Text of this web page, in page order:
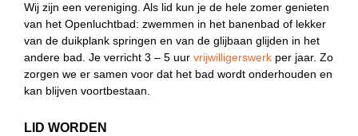
Wij zijn een vereniging. Als lid kun je de hele zomer genieten
van het Openluchtbad: zwemmen in het banenbad of lekker
van de duikplank springen en van de glijbaan glijden in het
andere bad. Je verricht 3 – 5 uur vrijwilligerswerk per jaar. Zo
zorgen we er samen voor dat het bad wordt onderhouden en
kan blijven voortbestaan.
LID WORDEN